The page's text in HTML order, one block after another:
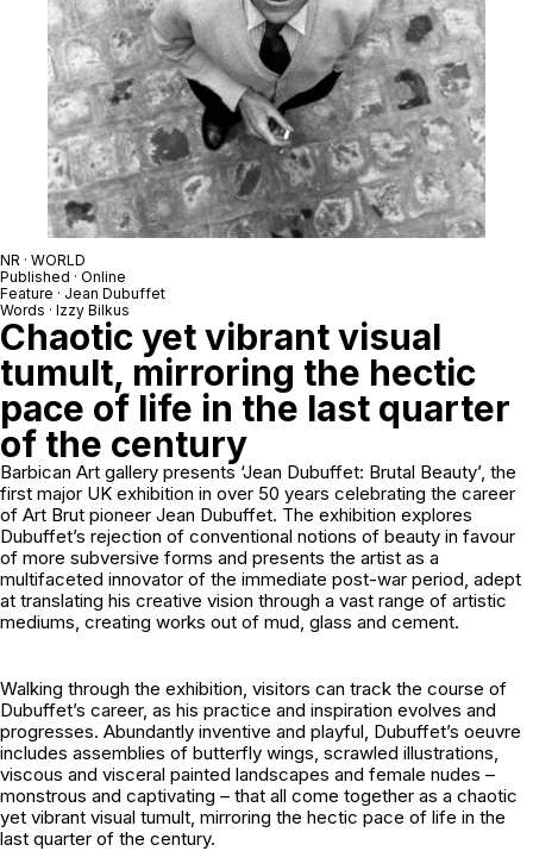
NR · WORLD
Published · Online
Feature · Jean Dubuffet
Words · Izzy Bilkus
Chaotic yet vibrant visual
tumult, mirroring the hectic
pace of life in the last quarter
of the century
Barbican Art gallery presents ‘Jean Dubuffet: Brutal Beauty’, the
first major UK exhibition in over 50 years celebrating the career
of Art Brut pioneer Jean Dubuffet. The exhibition explores
Dubuffet’s rejection of conventional notions of beauty in favour
of more subversive forms and presents the artist as a
multifaceted innovator of the immediate post-war period, adept
at translating his creative vision through a vast range of artistic
mediums, creating works out of mud, glass and cement.
Walking through the exhibition, visitors can track the course of
Dubuffet’s career, as his practice and inspiration evolves and
progresses. Abundantly inventive and playful, Dubuffet’s oeuvre
includes assemblies of butterfly wings, scrawled illustrations,
viscous and visceral painted landscapes and female nudes –
monstrous and captivating – that all come together as a chaotic
yet vibrant visual tumult, mirroring the hectic pace of life in the
last quarter of the century.